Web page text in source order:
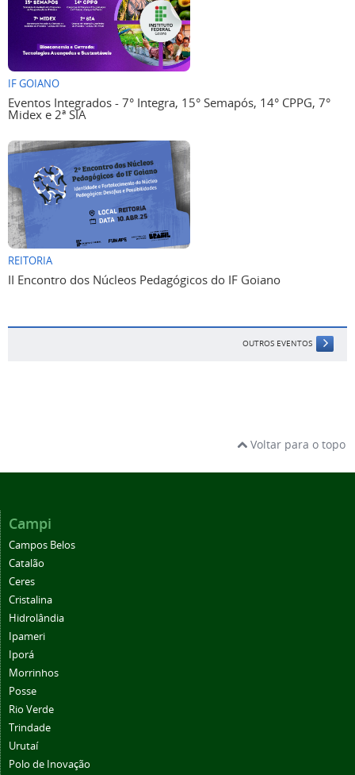
IF GOIANO
Eventos Integrados - 7° Integra, 15° Semapós, 14° CPPG, 7°
Midex e 2ª SIA
REITORIA
II Encontro dos Núcleos Pedagógicos do IF Goiano
OUTROS EVENTOS
Voltar para o topo
Campi
Campos Belos
Catalão
Ceres
Cristalina
Hidrolândia
Ipameri
Iporá
Morrinhos
Posse
Rio Verde
Trindade
Urutaí
Polo de Inovação